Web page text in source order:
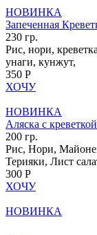
НОВИНКА
Запеченная
230 гр.
Рис, нори,
унаги, кунжут,
350 Р
ХОЧУ
НОВИНКА
Аляска с
200 гр.
Рис, Нори,
Терияки, Лист
300 Р
ХОЧУ
НОВИНКА